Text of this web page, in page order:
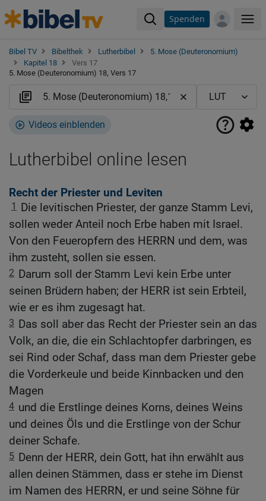
Spenden
Bibel TV Bibelthek Lutherbibel
5. Mose (Deuteronomium)
Kapitel 18
Vers 17
5. Mose (Deuteronomium) 18, Vers 17
Videos einblenden
Lutherbibel online lesen
Recht der Priester und Leviten
1
Die levitischen Priester, der ganze Stamm Levi,
sollen weder Anteil noch Erbe haben mit Israel.
Von den Feueropfern des HERRN und dem, was
ihm zusteht, sollen sie essen.
2 Darum soll der Stamm Levi kein Erbe unter
seinen Brüdern haben; der HERR ist sein Erbteil,
wie er es ihm zugesagt hat.
3 Das soll aber das Recht der Priester sein an das
Volk, an die, die ein Schlachtopfer darbringen, es
sei Rind oder Schaf, dass man dem Priester gebe
die Vorderkeule und beide Kinnbacken und den
Magen
4 und die Erstlinge deines Korns, deines Weins
und deines Öls und die Erstlinge von der Schur
deiner Schafe.
5 Denn der HERR, dein Gott, hat ihn erwählt aus
allen deinen Stämmen, dass er stehe im Dienst
im Namen des HERRN, er und seine Söhne für